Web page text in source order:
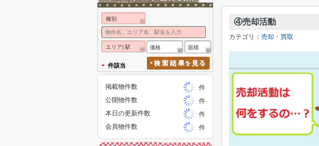
④売却活動
カテゴリ： 売却・買取
種別
エリア| 駅 価格 面積
- 件該当
掲載物件数
件
公開物件数
件
本日の更新件数
件
会員物件数
件